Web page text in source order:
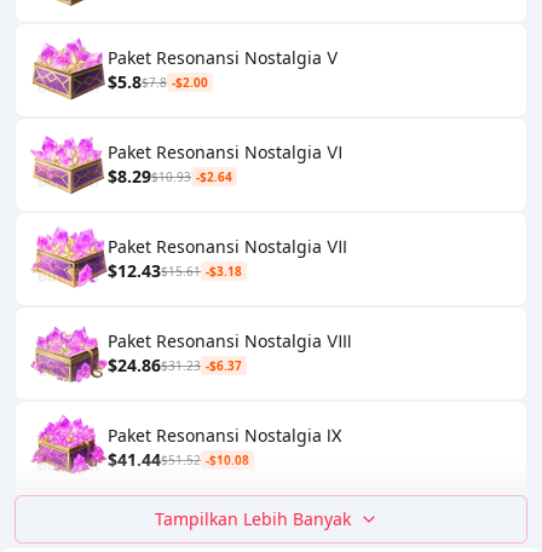
Paket Resonansi Nostalgia Ⅴ
$5.8$7.8 -$2.00
Paket Resonansi Nostalgia Ⅵ
$8.29$10.93 -$2.64
Paket Resonansi Nostalgia Ⅶ
$12.43$15.61 -$3.18
Paket Resonansi Nostalgia Ⅷ
$24.86$31.23 -$6.37
Paket Resonansi Nostalgia Ⅸ
$41.44$51.52 -$10.08
Tampilkan Lebih Banyak